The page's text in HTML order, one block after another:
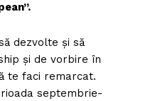
dezvolte și să
și de vorbire în
te faci remarcat.
septembrie-